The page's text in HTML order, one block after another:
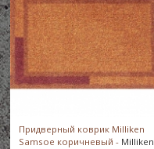
Придверный коврик Milliken
Samsoe коричневый - Milliken